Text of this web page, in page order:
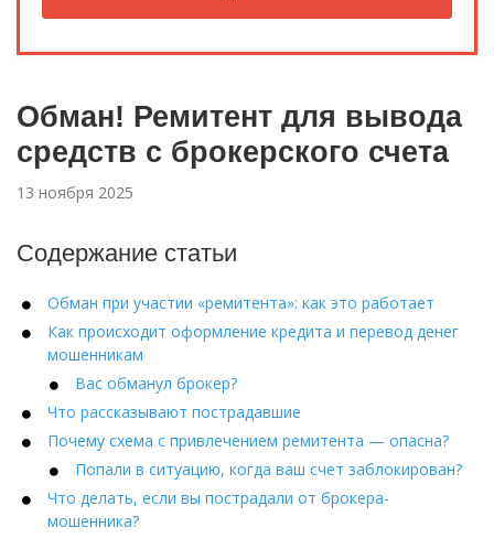
Обман! Ремитент для вывода
средств с брокерского счета
13 ноября 2025
Содержание статьи
Обман при участии «ремитента»: как это работает
Как происходит оформление кредита и перевод денег
мошенникам
Вас обманул брокер?
Что рассказывают пострадавшие
Почему схема с привлечением ремитента — опасна?
Попали в ситуацию, когда ваш счет заблокирован?
Что делать, если вы пострадали от брокера-
мошенника?